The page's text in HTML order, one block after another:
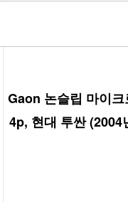
Gaon 논슬립 마이
4p, 현대 투싼 (2004